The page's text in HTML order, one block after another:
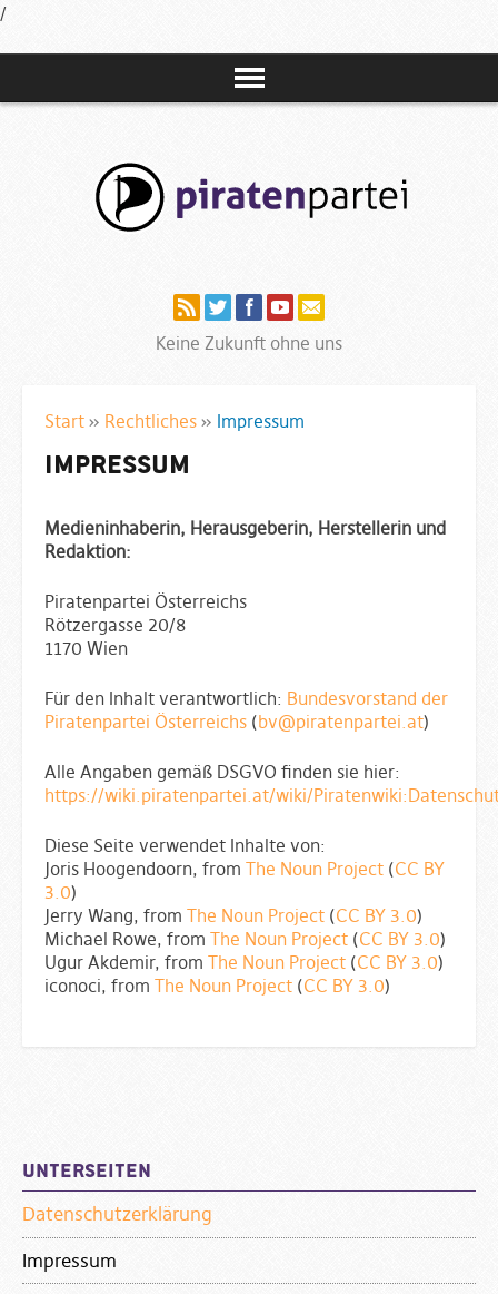
/
Keine Zukunft ohne uns
Start » Rechtliches » Impressum
Impressum
Medieninhaberin, Herausgeberin, Herstellerin und
Redaktion:
Piratenpartei Österreichs
Rötzergasse 20/8
1170 Wien
Für den Inhalt verantwortlich: Bundesvorstand der
Piratenpartei Österreichs (bv@piratenpartei.at)
Alle Angaben gemäß DSGVO finden sie hier:
https://wiki.piratenpartei.at/wiki/
Diese Seite verwendet Inhalte von:
Joris Hoogendoorn, from The Noun Project (CC BY
3.0)
Jerry Wang, from The Noun Project (CC BY 3.0)
Michael Rowe, from The Noun Project (CC BY 3.0)
Ugur Akdemir, from The Noun Project (CC BY 3.0)
iconoci, from The Noun Project (CC BY 3.0)
Sidebar
Unterseiten
Datenschutzerklärung
Impressum